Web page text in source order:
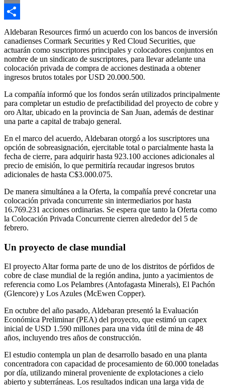
Email
Compartir
Aldebaran Resources firmó un acuerdo con los bancos de inversión
canadienses Cormark Securities y Red Cloud Securities, que
actuarán como suscriptores principales y colocadores conjuntos en
nombre de un sindicato de suscriptores, para llevar adelante una
colocación privada de compra de acciones destinada a obtener
ingresos brutos totales por USD 20.000.500.
La compañía informó que los fondos serán utilizados principalmente
para completar un estudio de prefactibilidad del proyecto de cobre y
oro Altar, ubicado en la provincia de San Juan, además de destinar
una parte a capital de trabajo general.
En el marco del acuerdo, Aldebaran otorgó a los suscriptores una
opción de sobreasignación, ejercitable total o parcialmente hasta la
fecha de cierre, para adquirir hasta 923.100 acciones adicionales al
precio de emisión, lo que permitiría recaudar ingresos brutos
adicionales de hasta C$3.000.075.
De manera simultánea a la Oferta, la compañía prevé concretar una
colocación privada concurrente sin intermediarios por hasta
16.769.231 acciones ordinarias. Se espera que tanto la Oferta como
la Colocación Privada Concurrente cierren alrededor del 5 de
febrero.
Un proyecto de clase mundial
El proyecto Altar forma parte de uno de los distritos de pórfidos de
cobre de clase mundial de la región andina, junto a yacimientos de
referencia como Los Pelambres (Antofagasta Minerals), El Pachón
(Glencore) y Los Azules (McEwen Copper).
En octubre del año pasado, Aldebaran presentó la Evaluación
Económica Preliminar (PEA) del proyecto, que estimó un capex
inicial de USD 1.590 millones para una vida útil de mina de 48
años, incluyendo tres años de construcción.
El estudio contempla un plan de desarrollo basado en una planta
concentradora con capacidad de procesamiento de 60.000 toneladas
por día, utilizando mineral proveniente de explotaciones a cielo
abierto y subterráneas. Los resultados indican una larga vida de